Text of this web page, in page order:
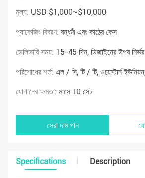
মূল্য: USD $1,000~$10,000
প্যাকেজিং বিবরণ: বন্ধনী এবং কাঠের কেস
ডেলিভারি সময়: 15-45 দিন, ডিজাইনের উপর
পরিশোধের শর্ত: এল / সি, টি / টি, ওয়েস্টার্ন ইউনিয়ন,
যোগানের ক্ষমতা: মাসে 10 সেট
সেরা দাম পান
Specifications Description